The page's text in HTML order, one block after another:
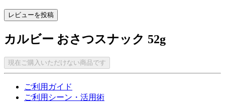
レビューを投稿
カルビー おさつスナック 52g
現在ご購入いただけない商品です
ご利用ガイド
ご利用シーン・活用術